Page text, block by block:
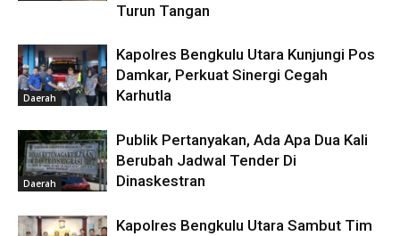
Turun Tangan
Daerah
Kapolres Bengkulu Utara Kunjungi Pos
Damkar, Perkuat Sinergi Cegah
Karhutla
Daerah
Publik Pertanyakan, Ada Apa Dua Kali
Berubah Jadwal Tender Di
Dinaskestran
Kapolres Bengkulu Utara Sambut Tim